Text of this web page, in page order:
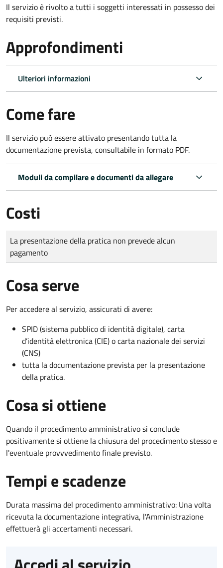
Il servizio è rivolto a tutti i soggetti interessati in possesso dei
requisiti previsti.
Approfondimenti
Ulteriori informazioni
Come fare
Il servizio può essere attivato presentando tutta la
documentazione prevista, consultabile in formato PDF.
Moduli da compilare e documenti da allegare
Costi
Tipo di pagamento
Importo
La presentazione della pratica non prevede alcun
pagamento
Cosa serve
Per accedere al servizio, assicurati di avere:
SPID (sistema pubblico di identità digitale), carta
d’identità elettronica (CIE) o carta nazionale dei servizi
(CNS)
tutta la documentazione prevista per la presentazione
della pratica.
Cosa si ottiene
Quando il procedimento amministrativo si conclude
positivamente si ottiene la chiusura del procedimento stesso e
l'eventuale provvvedimento finale previsto.
Tempi e scadenze
Durata massima del procedimento amministrativo: Una volta
ricevuta la documentazione integrativa, l'Amministrazione
effettuerà gli accertamenti necessari.